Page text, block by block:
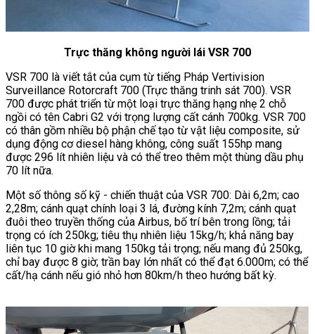
Trực thăng không người lái VSR 700
VSR 700 là viết tắt của cụm từ tiếng Pháp Vertivision
Surveillance Rotorcraft 700 (Trực thăng trinh sát 700). VSR
700 được phát triển từ một loại trực thăng hạng nhẹ 2 chỗ
ngồi có tên Cabri G2 với trọng lượng cất cánh 700kg. VSR 700
có thân gồm nhiều bộ phận chế tạo từ vật liệu composite, sử
dụng động cơ diesel hàng không, công suất 155hp mang
được 296 lít nhiên liệu và có thể treo thêm một thùng dầu phụ
70 lít nữa.
Một số thông số kỹ - chiến thuật của VSR 700: Dài 6,2m; cao
2,28m; cánh quạt chính loại 3 lá, đường kính 7,2m; cánh quạt
đuôi theo truyền thống của Airbus, bố trí bên trong lồng; tải
trọng có ích 250kg; tiêu thụ nhiên liệu 15kg/h; khả năng bay
liên tục 10 giờ khi mang 150kg tải trọng; nếu mang đủ 250kg,
chỉ bay được 8 giờ; trần bay lớn nhất có thể đạt 6.000m; có thể
cất/hạ cánh nếu gió nhỏ hơn 80km/h theo hướng bất kỳ.